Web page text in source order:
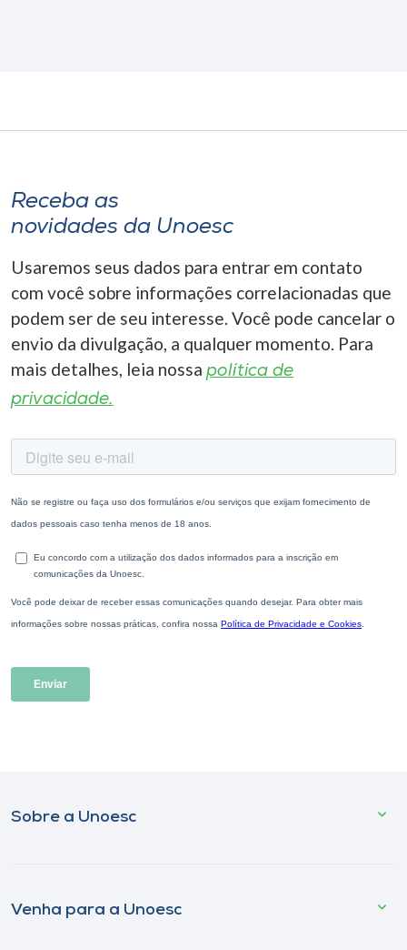
Receba as
novidades da Unoesc
Usaremos seus dados para entrar em contato
com você sobre informações correlacionadas que
podem ser de seu interesse. Você pode cancelar o
envio da divulgação, a qualquer momento. Para
mais detalhes, leia nossa política de
privacidade.
Sobre a Unoesc
Venha para a Unoesc